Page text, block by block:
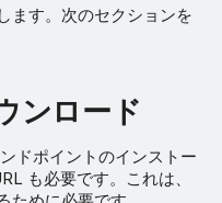
ます。次のセクションを
ンロード
ドポイントのインストー
も必要です。これは、